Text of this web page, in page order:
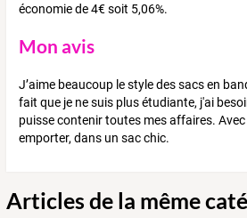
économie de 4€ soit 5,06%.
Mon avis
J’aime beaucoup le style des sacs en
fait que je ne suis plus étudiante, j'ai
puisse contenir toutes mes affaires.
emporter, dans un sac chic.
Articles de la même